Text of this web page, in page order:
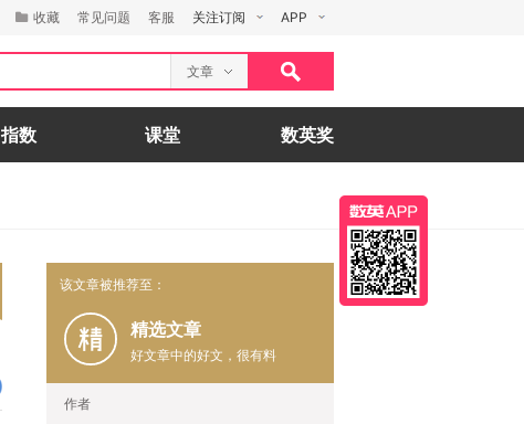
收藏 常见问题 客服 关注订阅 APP
文章
指数 课堂 数英奖
该文章被推荐至：
精选文章
好文章中的好文，很有料
作者